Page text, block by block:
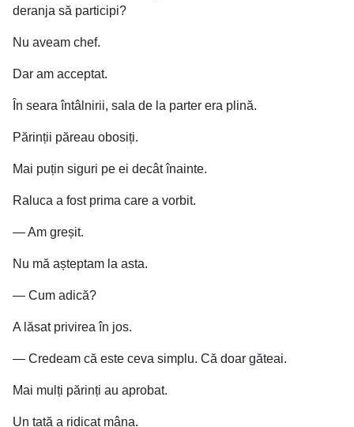
deranja să participi?
Nu aveam chef.
Dar am acceptat.
În seara întâlnirii, sala de la parter era plină.
Părinții păreau obosiți.
Mai puțin siguri pe ei decât înainte.
Raluca a fost prima care a vorbit.
— Am greșit.
Nu mă așteptam la asta.
— Cum adică?
A lăsat privirea în jos.
— Credeam că este ceva simplu. Că doar găteai.
Mai mulți părinți au aprobat.
Un tată a ridicat mâna.